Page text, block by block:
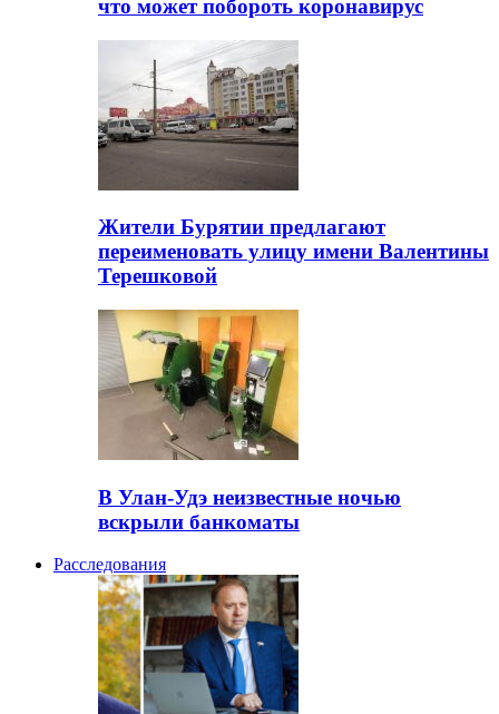
что может побороть коронавирус
Жители Бурятии предлагают
переименовать улицу имени Валентины
Терешковой
В Улан-Удэ неизвестные ночью
вскрыли банкоматы
Расследования